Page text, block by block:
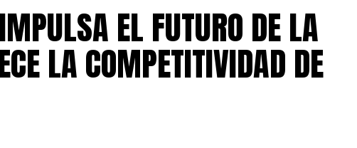
EL FUTURO DE LA
LA COMPETITIVIDAD DE